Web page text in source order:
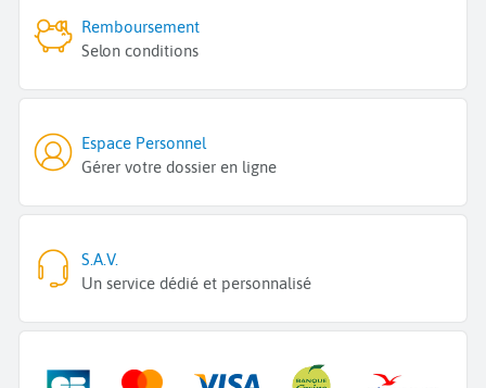
Remboursement
Selon conditions
Espace Personnel
Gérer votre dossier en ligne
S.A.V.
Un service dédié et personnalisé